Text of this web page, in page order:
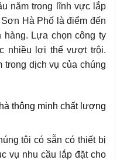
năm trong lĩnh vực lắp
Hà Phố là điểm đến
hàng. Lựa chọn công ty
nhiều lợi thế vượt trội.
dịch vụ của chúng
thông minh chất lượng
tôi có sẵn có thiết bị
vụ nhu cầu lắp đặt cho